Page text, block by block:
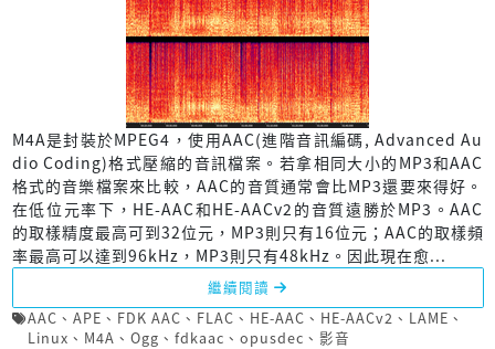
M4A是封裝於MPEG4，使用AAC(進階音訊編碼, Advanced Au
dio Coding)格式壓縮的音訊檔案。若拿相同大小的MP3和AAC
格式的音樂檔案來比較，AAC的音質通常會比MP3還要來得好。
在低位元率下，HE-AAC和HE-AACv2的音質遠勝於MP3。AAC
的取樣精度最高可到32位元，MP3則只有16位元；AAC的取樣頻
率最高可以達到96kHz，MP3則只有48kHz。因此現在愈...
繼續閱讀
AAC 、 APE 、 FDK AAC 、 FLAC 、 HE-AAC 、 HE-AACv2 、 LAME 、
Linux 、 M4A 、 Ogg 、 fdkaac 、 opusdec 、 影音